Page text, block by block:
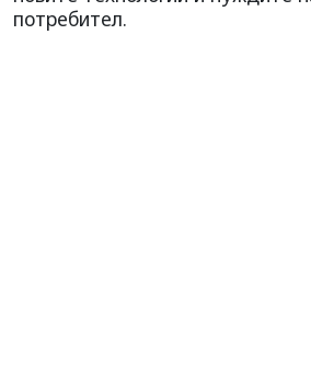
потребител.